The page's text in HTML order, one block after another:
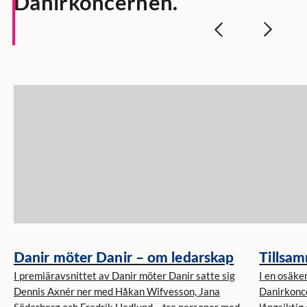
Danir möter Danir – om ledarskap
I premiäravsnittet av Danir möter Danir satte sig
Dennis Axnér ner med Håkan Wifvesson, Jana
I en